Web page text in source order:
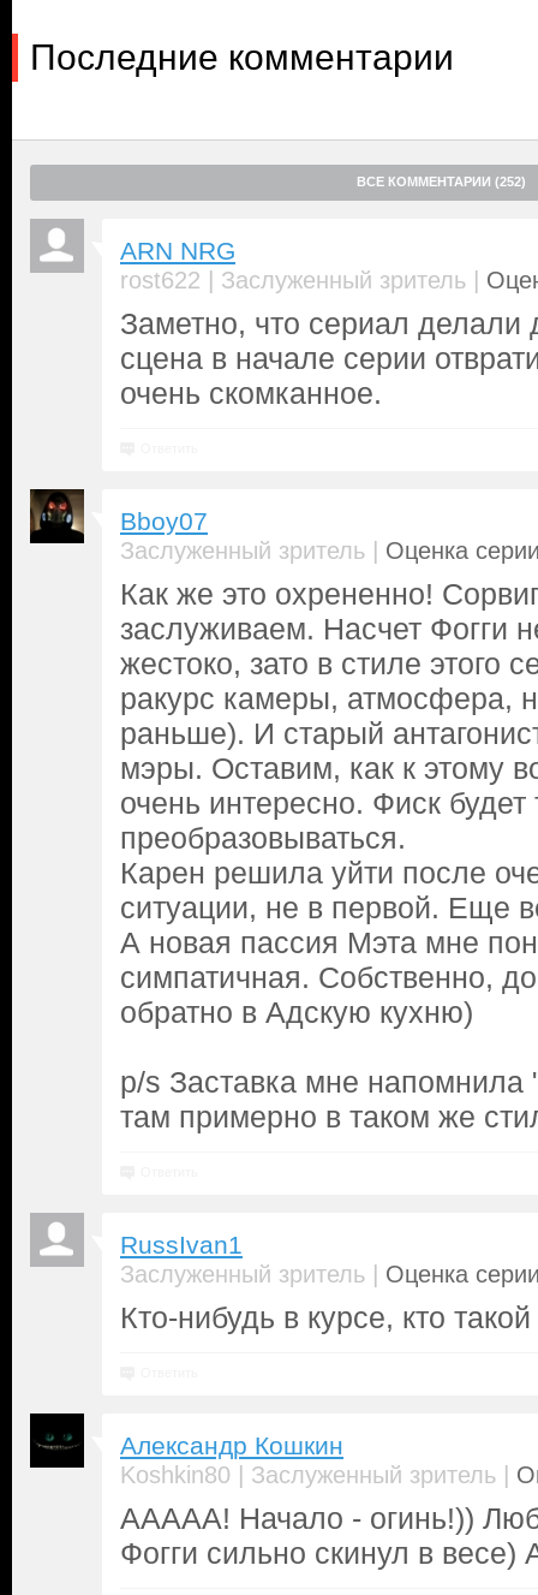
Последние комментарии
ВСЕ КОММЕНТАРИИ (252)
ARN NRG
rost622 | Заслуженный зритель |
Заметно, что сериал делали
сцена в начале серии
очень скомканное.
Bboy07
Заслуженный зритель | Оценка
Как же это охрененно!
заслуживаем. Насчет Фогги
жестоко, зато в стиле этого
ракурс камеры, атмосфера,
раньше). И старый
мэры. Оставим, как к этому
очень интересно. Фиск
преобразовываться.
Карен решила уйти после
ситуации, не в первой. Еще
А новая пассия Мэта мне
симпатичная. Собственно,
обратно в Адскую кухню)
p/s Заставка мне
там примерно в таком же
RussIvan1
Заслуженный зритель | Оценка
Кто-нибудь в курсе, кто
Александр Кошкин
Koshkin80 | Заслуженный зритель |
ААААА! Начало - огинь!))
Фогги сильно скинул в